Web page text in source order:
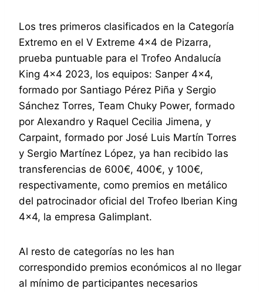
Los tres primeros clasificados en la Categoría
Extremo en el V Extreme 4×4 de Pizarra,
prueba puntuable para el Trofeo Andalucía
King 4×4 2023, los equipos: Sanper 4×4,
formado por Santiago Pérez Piña y Sergio
Sánchez Torres, Team Chuky Power, formado
por Alexandro y Raquel Cecilia Jimena, y
Carpaint, formado por José Luis Martín Torres
y Sergio Martínez López, ya han recibido las
transferencias de 600€, 400€, y 100€,
respectivamente, como premios en metálico
del patrocinador oficial del Trofeo Iberian King
4×4, la empresa Galimplant.
Al resto de categorías no les han
correspondido premios económicos al no llegar
al mínimo de participantes necesarios